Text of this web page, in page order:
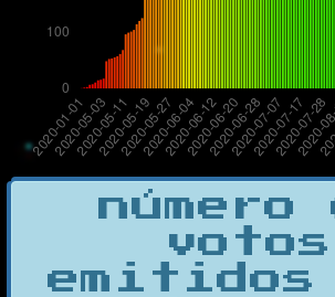
número
votos
emitidos